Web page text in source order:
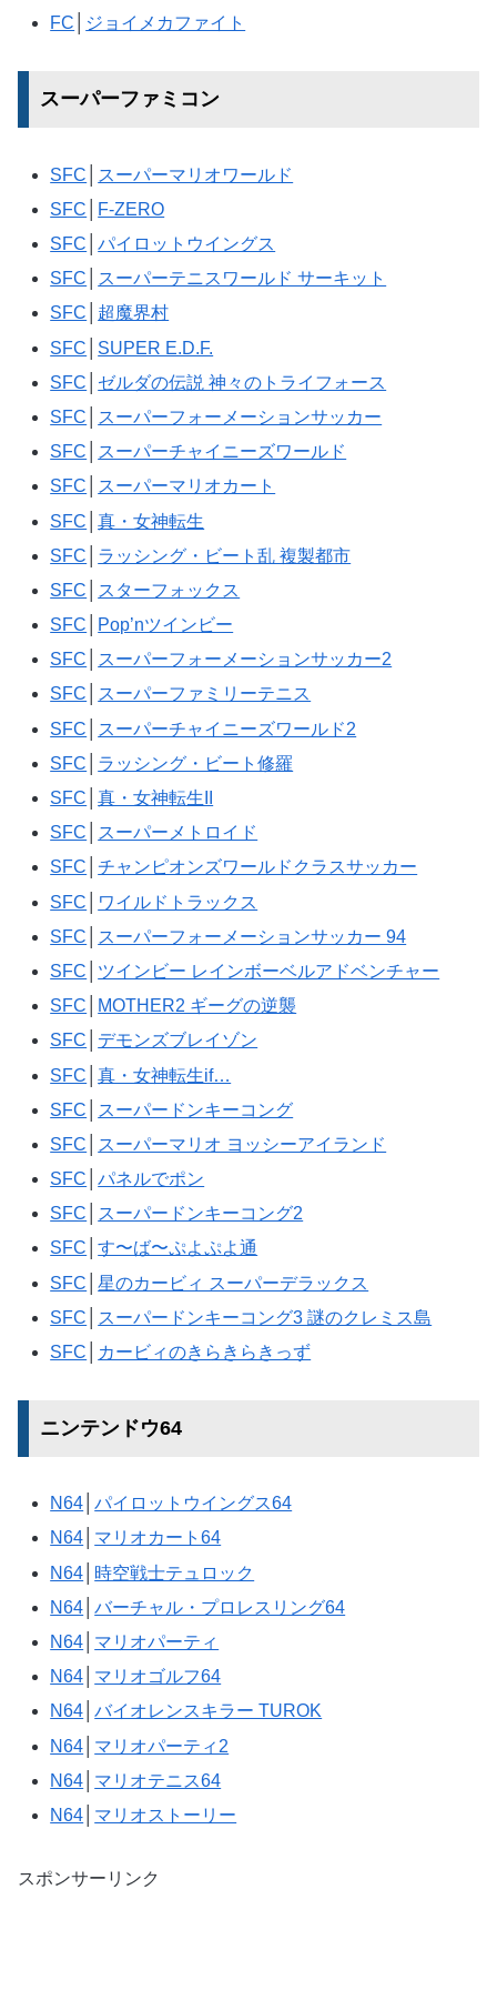
FC ジョイメカファイト
スーパーファミコン
SFC
スーパーマリオワールド
SFC
F-ZERO
SFC │パイロットウイングス
SFC
スーパーテニスワールド サーキット
SFC
超魔界村
SFC
SUPER E.D.F.
SFC
ゼルダの伝説 神々のトライフォース
SFC
スーパーフォーメーションサッカー
SFC
スーパーチャイニーズワールド
SFC
スーパーマリオカート
SFC │真・女神転生
SFC
ラッシング・ビート乱 複製都市
SFC
スターフォックス
SFC
Pop’nツインビー
SFC
スーパーフォーメーションサッカー2
SFC
スーパーファミリーテニス
SFC
スーパーチャイニーズワールド2
SFC
ラッシング・ビート修羅
SFC │真・女神転生II
SFC
スーパーメトロイド
SFC │チャンピオンズワールドクラスサッカー
SFC
ワイルドトラックス
SFC
スーパーフォーメーションサッカー 94
SFC
ツインビー レインボーベルアドベンチャー
SFC
MOTHER2 ギーグの逆襲
SFC
デモンズブレイゾン
SFC │真・女神転生if…
SFC
スーパードンキーコング
SFC
スーパーマリオ ヨッシーアイランド
SFC │パネルでポン
SFC
スーパードンキーコング2
SFC │す〜ば〜ぷよぷよ通
SFC │星のカービィ スーパーデラックス
SFC
スーパードンキーコング3 謎のクレミス島
SFC
カービィのきらきらきっず
ニンテンドウ64
N64 │パイロットウイングス64
N64
マリオカート64
N64
時空戦士テュロック
N64 │バーチャル・プロレスリング64
N64
マリオパーティ
N64
マリオゴルフ64
N64 │バイオレンスキラー TUROK
N64
マリオパーティ2
N64
マリオテニス64
N64
マリオストーリー
スポンサーリンク